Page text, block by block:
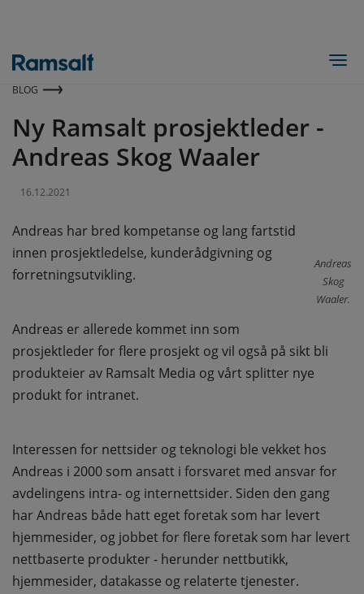
hovedinnhold
BLOG
Ny Ramsalt prosjektleder -
Andreas Skog Waaler
16.12.2021
Andreas
Skog
Waaler.
Andreas har bred kompetanse og lang fartstid
innen prosjektledelse, kunderådgivning og
forretningsutvikling.
Andreas er allerede kommet inn som
prosjektleder for flere prosjekt og vil også på sikt bli
produkteier av Ramsalt Media og vårt splitter nye
produkt for intranet.
Interessen for nettsider og teknologi ble vekket hos
Andreas i 2000 som ansatt i forsvaret med ansvar for
avdelingens intra- og internettsider. Siden den gang
har Andreas både hatt eget foretak som har levert
hjemmesider, og jobbet for flere foretak som har levert
nettbaserte produkter - herunder nettbutikk,
hjemmesider, datakasse og relaterte tjenester.